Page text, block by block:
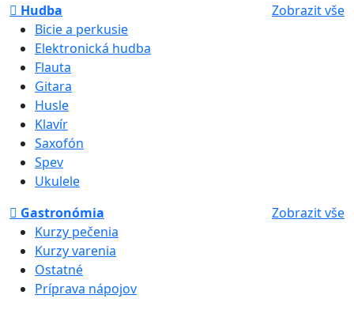
Hudba
Zobrazit vše
Bicie a perkusie
Elektronická hudba
Flauta
Gitara
Husle
Klavír
Saxofón
Spev
Ukulele
Gastronómia
Zobrazit vše
Kurzy pečenia
Kurzy varenia
Ostatné
Príprava nápojov